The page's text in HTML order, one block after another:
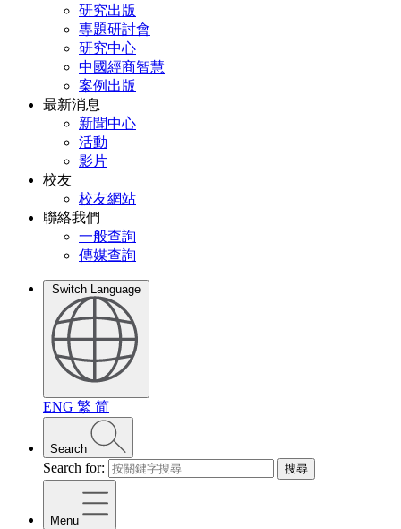
研究出版
專題研討會
研究中心
中國經商智慧
案例出版
最新消息
新聞中心
活動
影片
校友
校友網站
聯絡我們
一般查詢
傳媒查詢
Switch Language
ENG 繁 简
Search
Search for: 搜尋
Menu